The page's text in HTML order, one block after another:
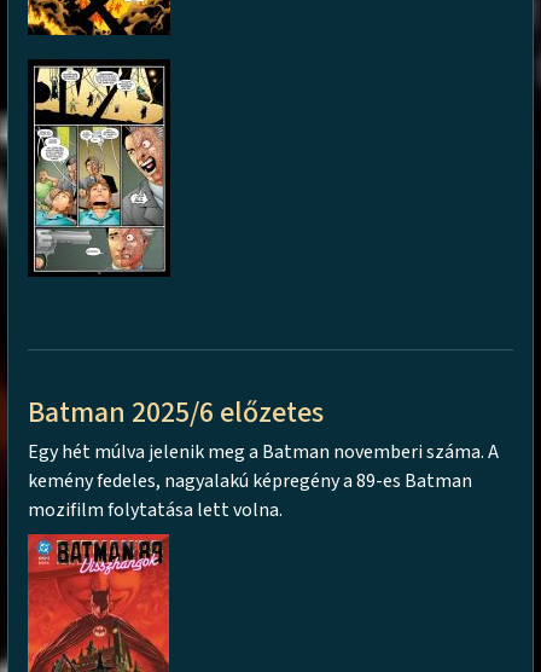
Batman 2025/6 előzetes
Egy hét múlva jelenik meg a Batman novemberi száma. A
kemény fedeles, nagyalakú képregény a 89-es Batman
mozifilm folytatása lett volna.